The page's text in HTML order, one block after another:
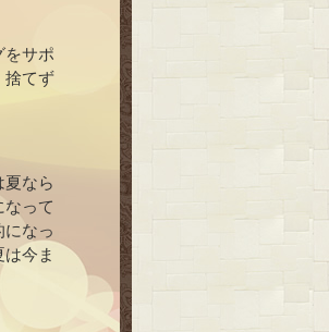
をサポ
捨てず
なら
って
なっ
今ま